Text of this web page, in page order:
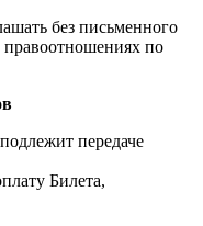
без письменного
правоотношениях по
передаче
Билета,